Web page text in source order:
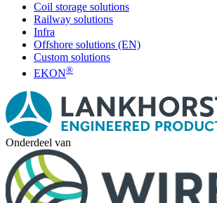
Coil storage solutions
Railway solutions
Infra
Offshore solutions (EN)
Custom solutions
EKON®
Onderdeel van